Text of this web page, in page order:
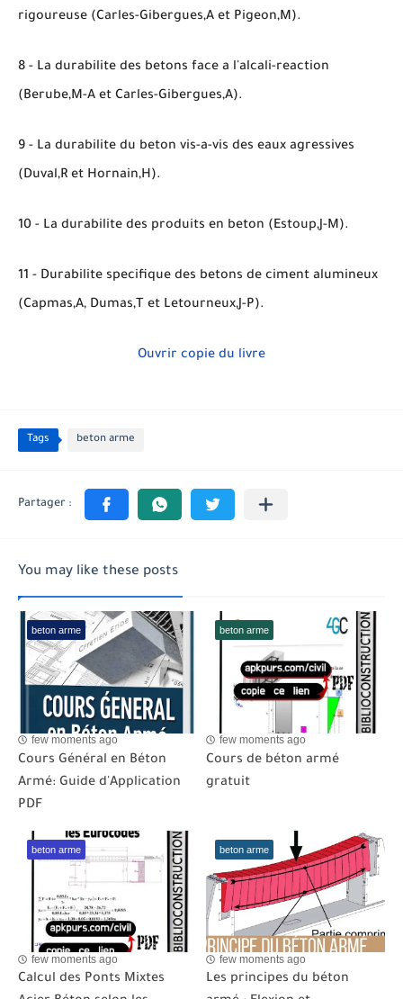
rigoureuse (Carles-Gibergues,A et Pigeon,M).
8 - La durabilite des betons face a l'alcali-reaction
(Berube,M-A et Carles-Gibergues,A).
9 - La durabilite du beton vis-a-vis des eaux agressives
(Duval,R et Hornain,H).
10 - La durabilite des produits en beton (Estoup,J-M).
11 - Durabilite specifique des betons de ciment alumineux
(Capmas,A, Dumas,T et Letourneux,J-P).
Ouvrir copie du livre
Tags beton arme
You may like these posts
beton arme
few moments ago
Cours Général en Béton
Armé: Guide d'Application
PDF
beton arme
few moments ago
Cours de béton armé
gratuit
beton arme
few moments ago
Calcul des Ponts Mixtes
beton arme
few moments ago
Les principes du béton